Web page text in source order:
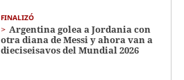
FINALIZÓ
Argentina golea a Jordania con
otra diana de Messi y ahora van a
dieciseisavos del Mundial 2026